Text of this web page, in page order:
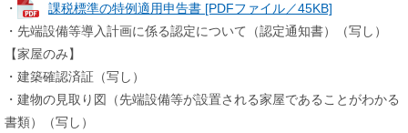
・
課税標準の特例適用申告書 [PDFファイル／45KB]
・先端設備等導入計画に係る認定について（認定通知書）（写し）
【家屋のみ】
・建築確認済証（写し）
・建物の見取り図（先端設備等が設置される家屋であることがわかる
書類）（写し）